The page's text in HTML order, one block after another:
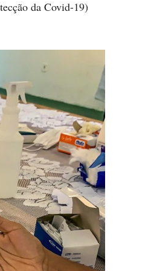
da Covid-19)